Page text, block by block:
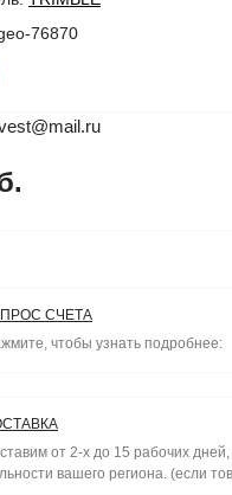
76870
СЧЕТА
чтобы узнать подробнее:
от 2-х до 15 рабочих дней,
вашего региона. (если